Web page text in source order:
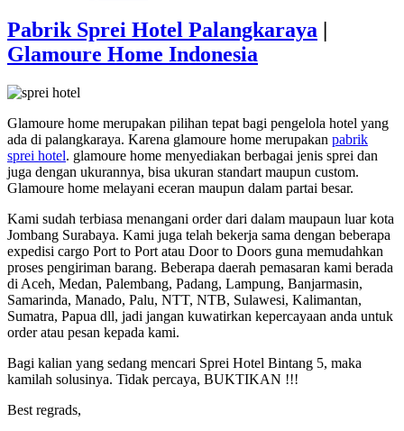
Pabrik Sprei Hotel Palangkaraya |
Glamoure Home Indonesia
Glamoure home merupakan pilihan tepat bagi pengelola hotel yang
ada di palangkaraya. Karena glamoure home merupakan pabrik
sprei hotel. glamoure home menyediakan berbagai jenis sprei dan
juga dengan ukurannya, bisa ukuran standart maupun custom.
Glamoure home melayani eceran maupun dalam partai besar.
Kami sudah terbiasa menangani order dari dalam maupaun luar kota
Jombang Surabaya. Kami juga telah bekerja sama dengan beberapa
expedisi cargo Port to Port atau Door to Doors guna memudahkan
proses pengiriman barang. Beberapa daerah pemasaran kami berada
di Aceh, Medan, Palembang, Padang, Lampung, Banjarmasin,
Samarinda, Manado, Palu, NTT, NTB, Sulawesi, Kalimantan,
Sumatra, Papua dll, jadi jangan kuwatirkan kepercayaan anda untuk
order atau pesan kepada kami.
Bagi kalian yang sedang mencari Sprei Hotel Bintang 5, maka
kamilah solusinya. Tidak percaya, BUKTIKAN !!!
Best regrads,